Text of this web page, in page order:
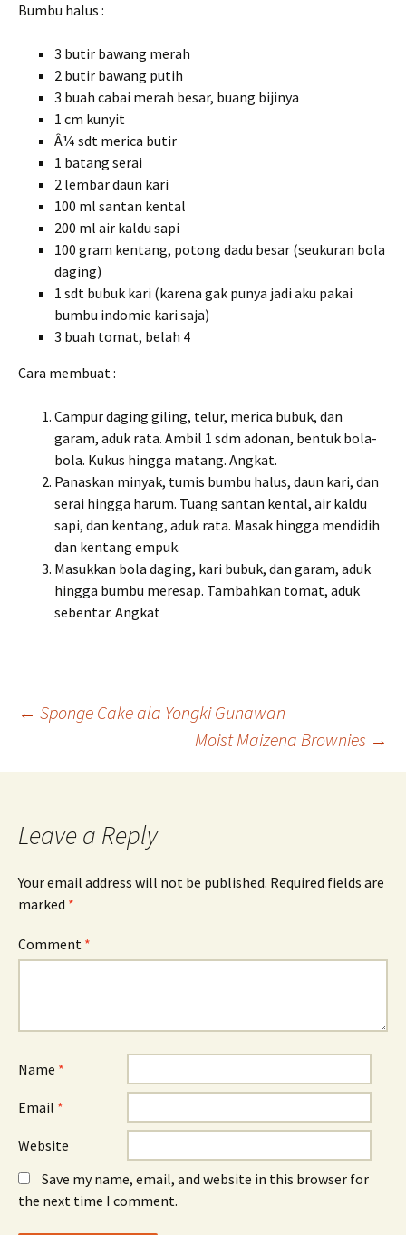
Bumbu halus :
3 butir bawang merah
2 butir bawang putih
3 buah cabai merah besar, buang bijinya
1 cm kunyit
Â¼ sdt merica butir
1 batang serai
2 lembar daun kari
100 ml santan kental
200 ml air kaldu sapi
100 gram kentang, potong dadu besar (seukuran bola
daging)
1 sdt bubuk kari (karena gak punya jadi aku pakai
bumbu indomie kari saja)
3 buah tomat, belah 4
Cara membuat :
Campur daging giling, telur, merica bubuk, dan
garam, aduk rata. Ambil 1 sdm adonan, bentuk bola-
bola. Kukus hingga matang. Angkat.
Panaskan minyak, tumis bumbu halus, daun kari, dan
serai hingga harum. Tuang santan kental, air kaldu
sapi, dan kentang, aduk rata. Masak hingga mendidih
dan kentang empuk.
Masukkan bola daging, kari bubuk, dan garam, aduk
hingga bumbu meresap. Tambahkan tomat, aduk
sebentar. Angkat
Post
navigation
← Sponge Cake ala Yongki Gunawan
Moist Maizena Brownies →
Leave a Reply
Your email address will not be published. Required fields are
marked *
Comment *
Name *
Email *
Website
Save my name, email, and website in this browser for
the next time I comment.